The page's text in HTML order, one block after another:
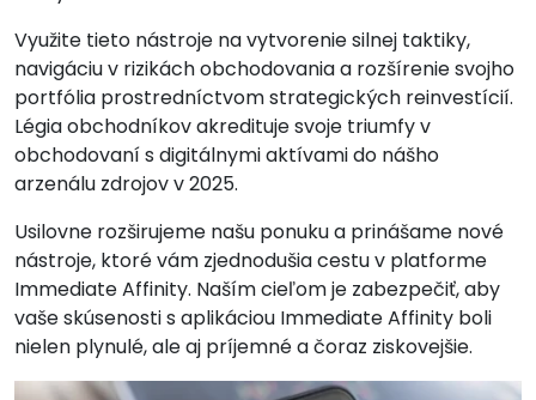
Využite tieto nástroje na vytvorenie silnej taktiky,
navigáciu v rizikách obchodovania a rozšírenie svojho
portfólia prostredníctvom strategických reinvestícií.
Légia obchodníkov akredituje svoje triumfy v
obchodovaní s digitálnymi aktívami do nášho
arzenálu zdrojov v 2025.
Usilovne rozširujeme našu ponuku a prinášame nové
nástroje, ktoré vám zjednodušia cestu v platforme
Immediate Affinity. Naším cieľom je zabezpečiť, aby
vaše skúsenosti s aplikáciou Immediate Affinity boli
nielen plynulé, ale aj príjemné a čoraz ziskovejšie.